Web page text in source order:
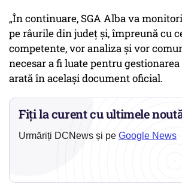
„În continuare, SGA Alba va
pe râurile din judeţ şi, împreună cu
competente, vor analiza şi vor
necesar a fi luate pentru gestionarea
arată în același document oficial.
Fiți la curent cu ultimele
Urmăriți DCNews și pe Google News